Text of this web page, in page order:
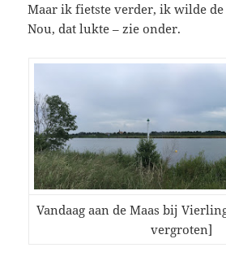
Maar ik fietste verder, ik wilde
Nou, dat lukte – zie onder.
Vandaag aan de Maas bij
vergroten]